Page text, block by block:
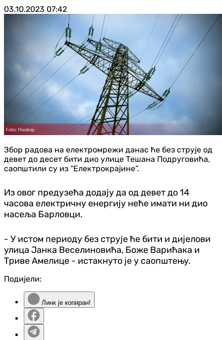
03.10.2023 07:42
Збор радова на електромрежи данас ће без струје од
девет до десет бити дио улице Тешана Подруговића,
саопштили су из “Електрокрајине”.
Из овог предузећа додају да од девет до 14
часова електричну енергију неће имати ни дио
насеља Барловци.
- У истом периоду без струје ће бити и дијелови
улица Јанка Веселиновића, Боже Варићака и
Триве Амелице - истакнуто је у саопштењу.
Подијели:
Линк је копиран!